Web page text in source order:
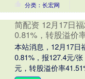
分类：长宏网
简配资 12月17日
0.81%，转股溢价
本站消息，12月17日
0.81%，报127.4元/
元，转股溢价率